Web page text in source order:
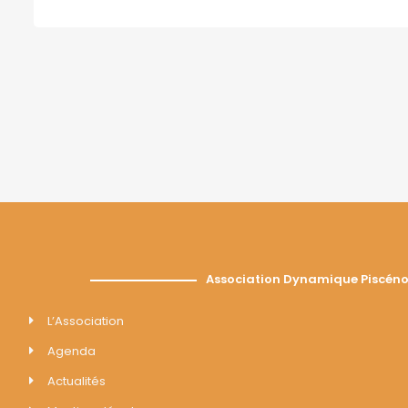
Association Dynamique
L’Association
Agenda
Actualités